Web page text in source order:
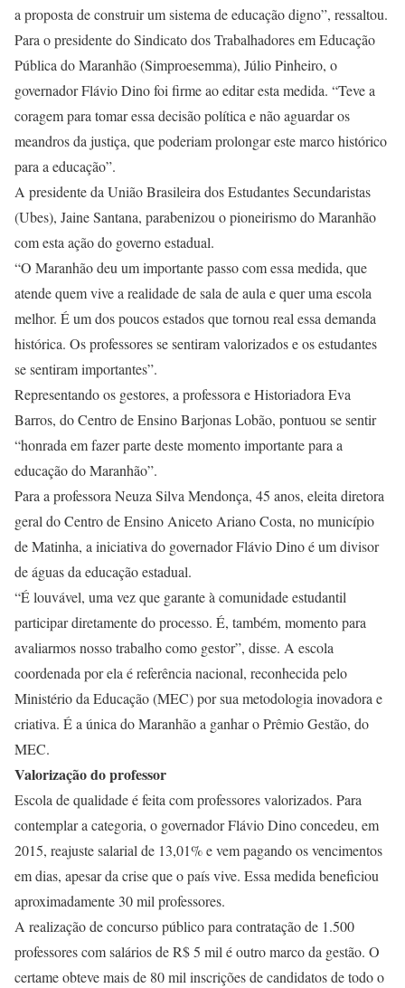
a proposta de construir um sistema de educação digno”, ressaltou.
Para o presidente do Sindicato dos Trabalhadores em Educação
Pública do Maranhão (Simproesemma), Júlio Pinheiro, o
governador Flávio Dino foi firme ao editar esta medida. “Teve a
coragem para tomar essa decisão política e não aguardar os
meandros da justiça, que poderiam prolongar este marco histórico
para a educação”.
A presidente da União Brasileira dos Estudantes Secundaristas
(Ubes), Jaine Santana, parabenizou o pioneirismo do Maranhão
com esta ação do governo estadual.
“O Maranhão deu um importante passo com essa medida, que
atende quem vive a realidade de sala de aula e quer uma escola
melhor. É um dos poucos estados que tornou real essa demanda
histórica. Os professores se sentiram valorizados e os estudantes
se sentiram importantes”.
Representando os gestores, a professora e Historiadora Eva
Barros, do Centro de Ensino Barjonas Lobão, pontuou se sentir
“honrada em fazer parte deste momento importante para a
educação do Maranhão”.
Para a professora Neuza Silva Mendonça, 45 anos, eleita diretora
geral do Centro de Ensino Aniceto Ariano Costa, no município
de Matinha, a iniciativa do governador Flávio Dino é um divisor
de águas da educação estadual.
“É louvável, uma vez que garante à comunidade estudantil
participar diretamente do processo. É, também, momento para
avaliarmos nosso trabalho como gestor”, disse. A escola
coordenada por ela é referência nacional, reconhecida pelo
Ministério da Educação (MEC) por sua metodologia inovadora e
criativa. É a única do Maranhão a ganhar o Prêmio Gestão, do
MEC.
Valorização do professor
Escola de qualidade é feita com professores valorizados. Para
contemplar a categoria, o governador Flávio Dino concedeu, em
2015, reajuste salarial de 13,01% e vem pagando os vencimentos
em dias, apesar da crise que o país vive. Essa medida beneficiou
aproximadamente 30 mil professores.
A realização de concurso público para contratação de 1.500
professores com salários de R$ 5 mil é outro marco da gestão. O
certame obteve mais de 80 mil inscrições de candidatos de todo o